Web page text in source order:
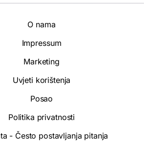
O nama
Impressum
Marketing
Uvjeti korištenja
Posao
Politika privatnosti
- Često postavljanja pitanja